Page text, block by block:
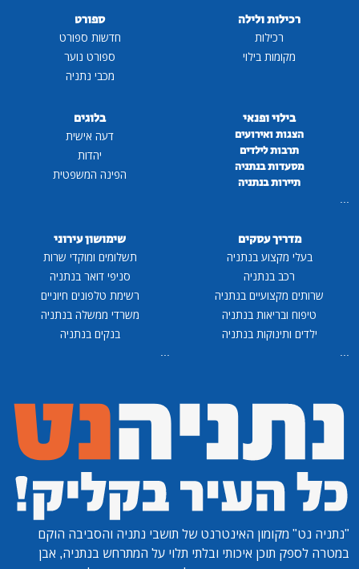
רכילות ולילה
רכילות
מקומות בילוי
ספורט
חדשות ספורט
ספורט נוער
מכבי נתניה
בילוי ופנאי
הצגות ואירועים
תרבות לילדים
מסעדות בנתניה
תיירות בנתניה
בלוגים
דעה אישית
יהדות
הפינה המשפטית
מדריך עסקים
בעלי מקצוע בנתניה
רכב בנתניה
שרותים מקצועיים בנתניה
טיפוח ובריאות בנתניה
ילדים ותינוקות בנתניה
שימושון עירוני
תשלומים ומוקדי שרות
סניפי דואר בנתניה
רשימת טלפונים חיוניים
משרדי ממשלה בנתניה
בנקים בנתניה
"נתניה נט" מקומון האינטרנט של תושבי נתניה והסביבה הוקם
במטרה לספק תוכן איכותי ובלתי תלוי על המתרחש בנתניה, אבן